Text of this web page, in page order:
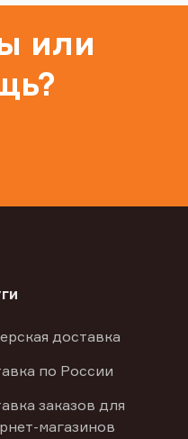
или
доставка
по России
заказов для
магазинов